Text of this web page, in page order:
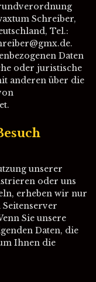
Schreiber,
Tel.:
Daten
oder juristische
anderen über die
unserer
oder uns
erheben wir nur
Sie unsere
Daten, die
Ihnen die